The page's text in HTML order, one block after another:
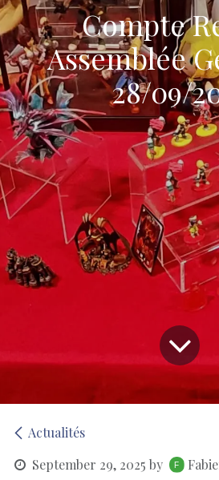
Compte
Assemblée
28/09/
Actualités
September 29, 2025 by